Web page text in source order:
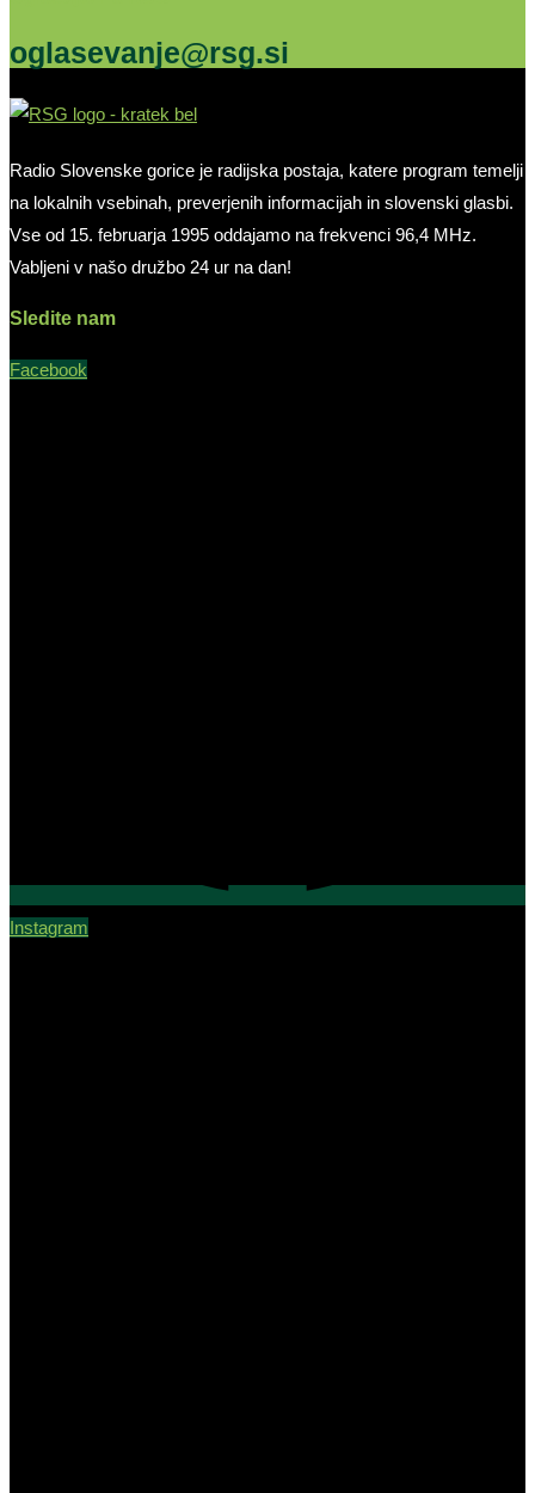
oglasevanje@rsg.si
Radio Slovenske gorice je radijska postaja, katere program temelji
na lokalnih vsebinah, preverjenih informacijah in slovenski glasbi.
Vse od 15. februarja 1995 oddajamo na frekvenci 96,4 MHz.
Vabljeni v našo družbo 24 ur na dan!
Sledite nam
Facebook
Instagram